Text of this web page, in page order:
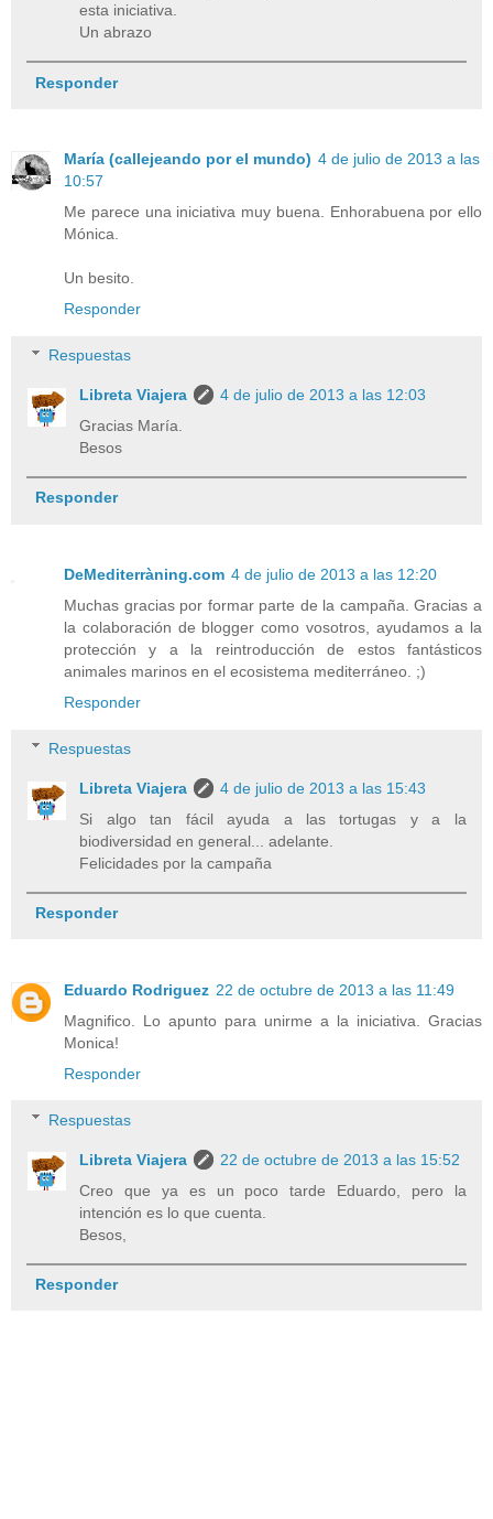
esta iniciativa.
Un abrazo
Responder
María (callejeando por el mundo) 4 de julio de 2013 a las
10:57
Me parece una iniciativa muy buena. Enhorabuena por ello
Mónica.
Un besito.
Responder
Respuestas
Libreta Viajera
4 de julio de 2013 a las 12:03
Gracias María.
Besos
Responder
DeMediterràning.com 4 de julio de 2013 a las 12:20
Muchas gracias por formar parte de la campaña. Gracias a
la colaboración de blogger como vosotros, ayudamos a la
protección y a la reintroducción de estos fantásticos
animales marinos en el ecosistema mediterráneo. ;)
Responder
Respuestas
Libreta Viajera
4 de julio de 2013 a las 15:43
Si algo tan fácil ayuda a las tortugas y a la
biodiversidad en general... adelante.
Felicidades por la campaña
Responder
Eduardo Rodriguez 22 de octubre de 2013 a las 11:49
Magnifico. Lo apunto para unirme a la iniciativa. Gracias
Monica!
Responder
Respuestas
Libreta Viajera
22 de octubre de 2013 a las 15:52
Creo que ya es un poco tarde Eduardo, pero la
intención es lo que cuenta.
Besos,
Responder